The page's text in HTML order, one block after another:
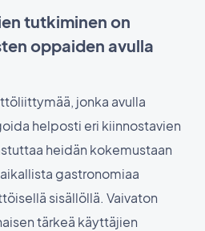
tutkiminen on
oppaiden avulla
jonka avulla
helposti eri kiinnostavien
heidän kokemustaan
gastronomiaa
sisällöllä. Vaivaton
tärkeä käyttäjien